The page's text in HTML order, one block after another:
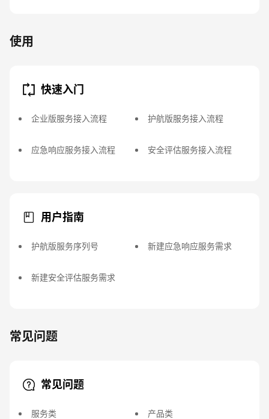
使用
快速入门
企业版服务接入流程 护航版服务接入流程
应急响应服务接入流程 安全评估服务接入流程
用户指南
护航版服务序列号 新建应急响应服务需求
新建安全评估服务需求
常见问题
常见问题
服务类 产品类